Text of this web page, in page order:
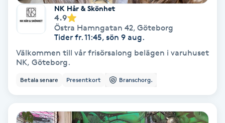
BIAB
NK Hår & Skönhet
4.9
Östra Hamngatan 42, Göteborg
Tider fr. 11:45, sön 9 aug.
Välkommen till vår frisörsalong belägen i varuhuset
NK, Göteborg.
Betala senare Presentkort Branschorg.